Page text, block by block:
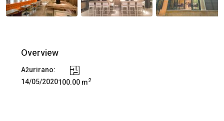
Overview
Ažurirano:
14/05/2020100.00 m2